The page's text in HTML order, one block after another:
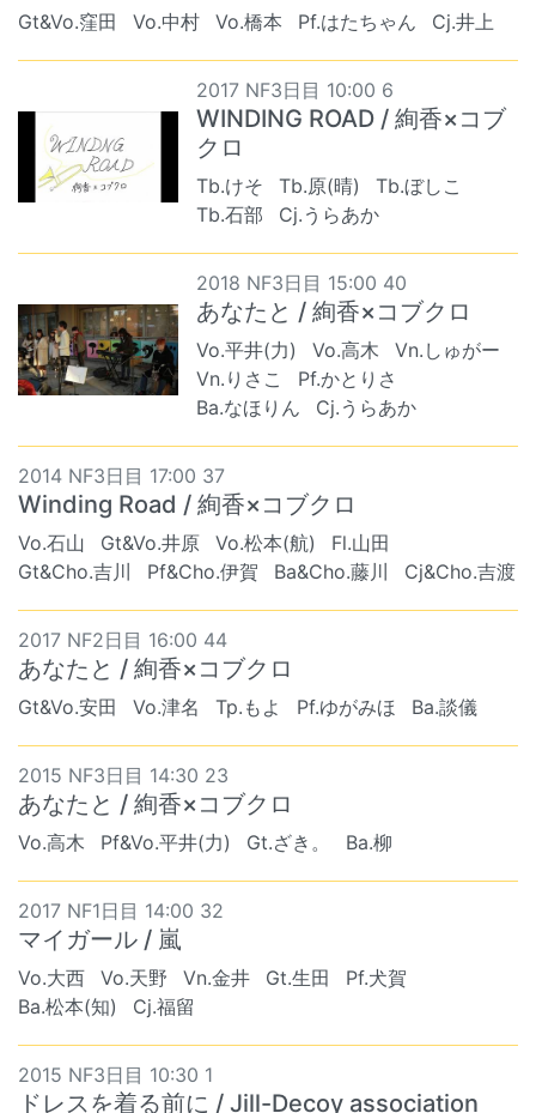
Gt&Vo.窪田 Vo.中村 Vo.橋本 Pf.はたちゃん Cj.井上
2017 NF3日目 10:00 6
WINDING ROAD / 絢香×コブ
クロ
Tb.けそ Tb.原(晴)
Tb.ぼしこ
Tb.石部
Cj.うらあか
2018 NF3日目 15:00 40
あなたと / 絢香×コブクロ
Vo.平井(力) Vo.高木
Vn.しゅがー
Vn.りさこ
Pf.かとりさ
Ba.なほりん
Cj.うらあか
2014 NF3日目 17:00 37
Winding Road / 絢香×コブクロ
Vo.石山 Gt&Vo.井原 Vo.松本(航)
Fl.山田
Gt&Cho.吉川
Pf&Cho.伊賀 Ba&Cho.藤川 Cj&Cho.吉渡
2017 NF2日目 16:00 44
あなたと / 絢香×コブクロ
Gt&Vo.安田 Vo.津名 Tp.もよ Pf.ゆがみほ Ba.談儀
2015 NF3日目 14:30 23
あなたと / 絢香×コブクロ
Vo.高木 Pf&Vo.平井(力) Gt.ざき。 Ba.柳
2017 NF1日目 14:00 32
マイガール / 嵐
Vo.大西 Vo.天野 Vn.金井 Gt.生田
Pf.犬賀
Ba.松本(知)
Cj.福留
2015 NF3日目 10:30 1
ドレスを着る前に / Jill-Decoy association